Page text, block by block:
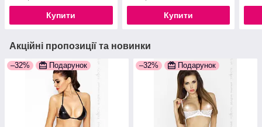
Купити Купити
Акційні пропозиції та новинки
–32% Подарунок –32% Подарунок